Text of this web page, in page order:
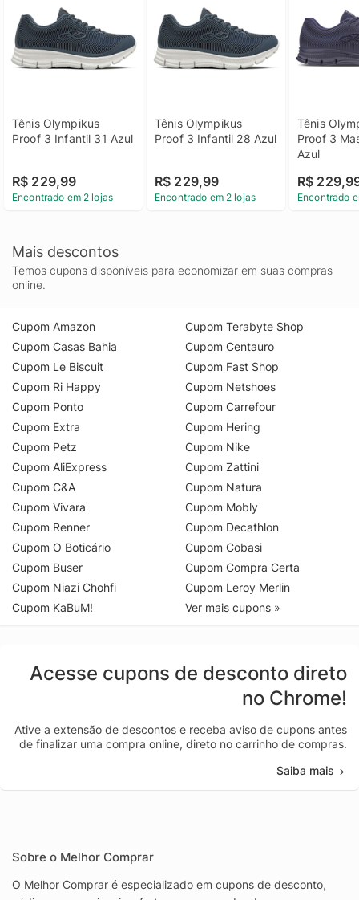
Tênis Olympikus
Proof 3 Infantil 31 Azul
R$ 229,99
Encontrado em 2 lojas
Tênis Olympikus
Proof 3 Infantil 28 Azul
R$ 229,99
Encontrado em 2 lojas
Tênis
Proof 3
Azul
R$
Encontrado
Mais descontos
Temos cupons disponíveis para economizar em suas compras
online.
Cupom Amazon
Cupom Casas Bahia
Cupom Le Biscuit
Cupom Ri Happy
Cupom Ponto
Cupom Extra
Cupom Petz
Cupom AliExpress
Cupom C&A
Cupom Vivara
Cupom Renner
Cupom O Boticário
Cupom Buser
Cupom Niazi Chohfi
Cupom KaBuM!
Cupom Terabyte Shop
Cupom Centauro
Cupom Fast Shop
Cupom Netshoes
Cupom Carrefour
Cupom Hering
Cupom Nike
Cupom Zattini
Cupom Natura
Cupom Mobly
Cupom Decathlon
Cupom Cobasi
Cupom Compra Certa
Cupom Leroy Merlin
Ver mais cupons »
Acesse cupons de desconto direto
no Chrome!
Ative a extensão de descontos e receba aviso de cupons antes
de finalizar uma compra online, direto no carrinho de compras.
Saiba mais
Sobre o Melhor Comprar
O Melhor Comprar é especializado em cupons de desconto,